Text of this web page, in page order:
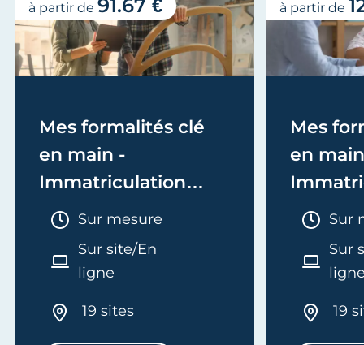
Mes formalités clé
en main -
Immatriculation
(EI/Micro-entreprise
ou réel)
Durée :
Sur mesure
Sur site/En
ligne
19 sites
à partir de 91.67 €
Mes
en
Sur
Sur
19
à partir de